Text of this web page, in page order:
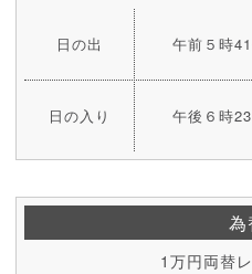
日の出 午前５時
日の入り 午後６時
為
1万円両替